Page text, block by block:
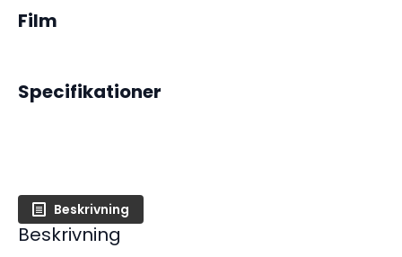
Film
Specifikationer
Beskrivning
Beskrivning